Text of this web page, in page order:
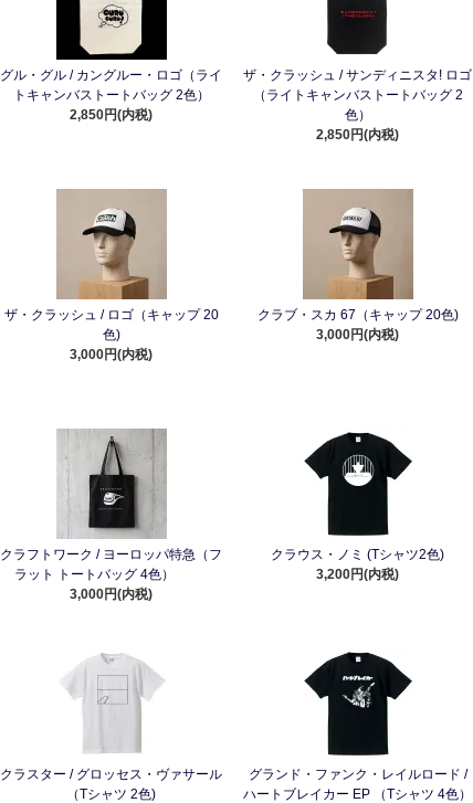
グル・グル / カングルー・ロゴ（ライ
トキャンバストートバッグ 2色）
2,850円(内税)
ザ・クラッシュ / サンディニスタ! ロゴ
（ライトキャンバストートバッグ 2
色）
2,850円(内税)
ザ・クラッシュ / ロゴ（キャップ 20
色)
3,000円(内税)
クラブ・スカ 67（キャップ 20色)
3,000円(内税)
クラフトワーク / ヨーロッパ特急（フ
ラット トートバッグ 4色）
3,000円(内税)
クラウス・ノミ (Tシャツ2色)
3,200円(内税)
クラスター / グロッセス・ヴァサール
（Tシャツ 2色)
グランド・ファンク・レイルロード /
ハートブレイカー EP （Tシャツ 4色）